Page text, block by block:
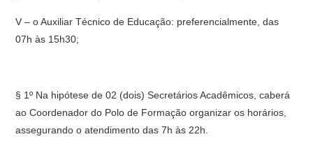
V – o Auxiliar Técnico de Educação: preferencialmente, das
07h às 15h30;
§ 1º Na hipótese de 02 (dois) Secretários Acadêmicos, caberá
ao Coordenador do Polo de Formação organizar os horários,
assegurando o atendimento das 7h às 22h.